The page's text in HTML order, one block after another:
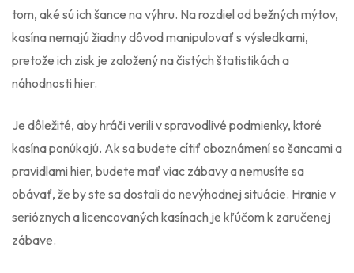
tom, aké sú ich šance na výhru. Na rozdiel od bežných mýtov,
kasína nemajú žiadny dôvod manipulovať s výsledkami,
pretože ich zisk je založený na čistých štatistikách a
náhodnosti hier.
Je dôležité, aby hráči verili v spravodlivé podmienky, ktoré
kasína ponúkajú. Ak sa budete cítiť oboznámení so šancami a
pravidlami hier, budete mať viac zábavy a nemusíte sa
obávať, že by ste sa dostali do nevýhodnej situácie. Hranie v
serióznych a licencovaných kasínach je kľúčom k zaručenej
zábave.